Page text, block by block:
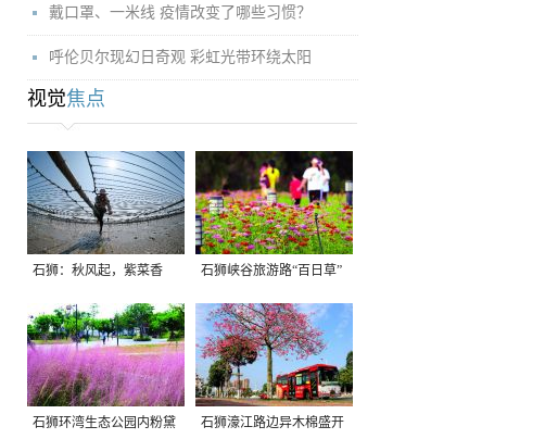
戴口罩、一米线 疫情改变了哪些习惯？
呼伦贝尔现幻日奇观 彩虹光带环绕太阳
视觉焦点
石狮：秋风起，紫菜香 石狮峡谷旅游路“百日草”
争相斗艳
石狮环湾生态公园内粉黛 石狮濠江路边异木棉盛开